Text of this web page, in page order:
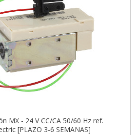
MX - 24 V CC/CA 50/60 Hz ref.
[PLAZO 3-6 SEMANAS]